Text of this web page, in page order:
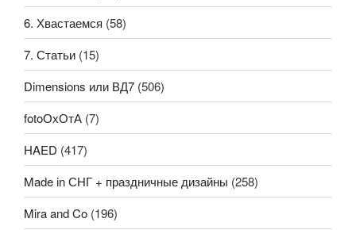
6. Хвастаемся (58)
7. Статьи (15)
Dimensions или ВД7 (506)
fotoОхОтА (7)
HAED (417)
Made in СНГ + праздничные дизайны (258)
Mira and Co (196)